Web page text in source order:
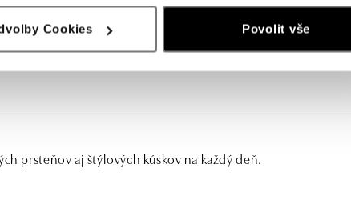
Cookies Povolit vše
prsteňov aj štýlových kúskov na každý deň.